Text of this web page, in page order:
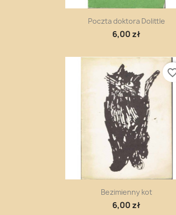
Szybki podgląd
Poczta doktora Dolittle
6,00 zł
Szybki podgląd
Bezimienny kot
6,00 zł